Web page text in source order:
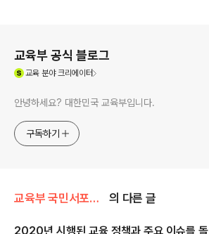
교육부 공식 블로그
교육분야 크리에이터
안녕하세요? 대한민국 교육부입니다.
구독하기
교육부 국민서포터즈 의 다른 글
2020년 시행된 교육 정책과 주요 이슈를 돌